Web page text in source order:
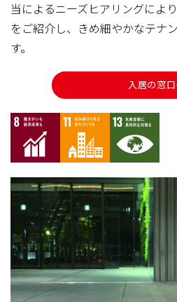
当によるニーズヒアリングによ
をご紹介し、きめ細やかなテナ
す。
入居の窓